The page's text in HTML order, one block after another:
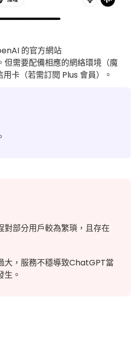
的官方網站
但需要配備相應的網絡環境（魔
卡（若需訂閱 Plus 會員）。
對部分用戶較為繁瑣，且存在
大，服務不穩導致ChatGPT當
生。